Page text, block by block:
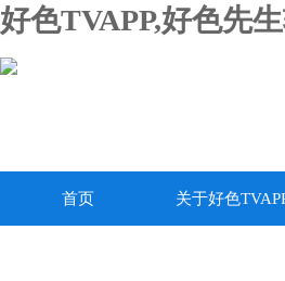
好色TVAPP,好色先
首页 关于好色